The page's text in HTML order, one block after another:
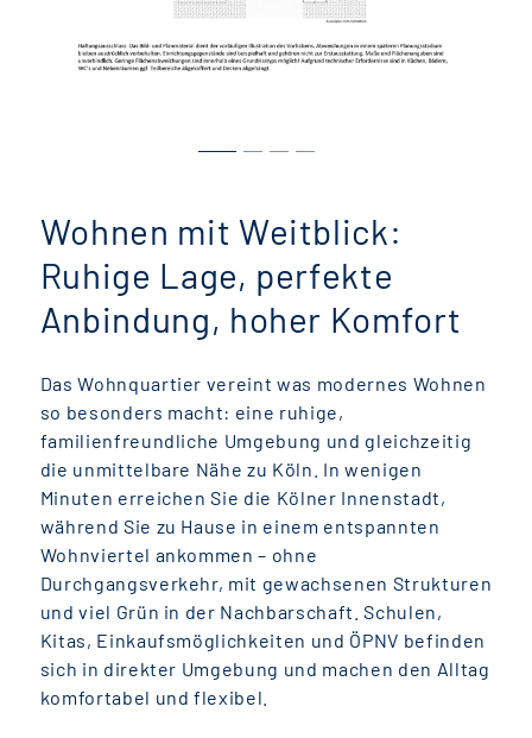
Wohnen mit Weitblick:
Ruhige Lage, perfekte
Anbindung, hoher Komfort
Das Wohnquartier vereint was modernes Wohnen
so besonders macht: eine ruhige,
familienfreundliche Umgebung und gleichzeitig
die unmittelbare Nähe zu Köln. In wenigen
Minuten erreichen Sie die Kölner Innenstadt,
während Sie zu Hause in einem entspannten
Wohnviertel ankommen – ohne
Durchgangsverkehr, mit gewachsenen Strukturen
und viel Grün in der Nachbarschaft. Schulen,
Kitas, Einkaufsmöglichkeiten und ÖPNV befinden
sich in direkter Umgebung und machen den Alltag
komfortabel und flexibel.